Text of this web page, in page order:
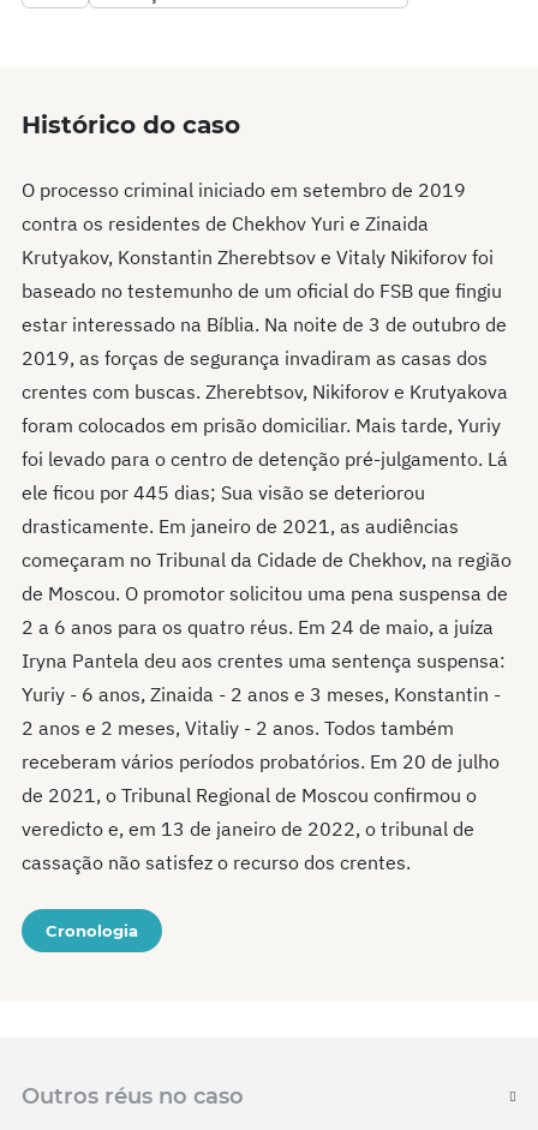
Histórico do caso
O processo criminal iniciado em setembro de 2019
contra os residentes de Chekhov Yuri e Zinaida
Krutyakov, Konstantin Zherebtsov e Vitaly Nikiforov foi
baseado no testemunho de um oficial do FSB que fingiu
estar interessado na Bíblia. Na noite de 3 de outubro de
2019, as forças de segurança invadiram as casas dos
crentes com buscas. Zherebtsov, Nikiforov e Krutyakova
foram colocados em prisão domiciliar. Mais tarde, Yuriy
foi levado para o centro de detenção pré-julgamento. Lá
ele ficou por 445 dias; Sua visão se deteriorou
drasticamente. Em janeiro de 2021, as audiências
começaram no Tribunal da Cidade de Chekhov, na região
de Moscou. O promotor solicitou uma pena suspensa de
2 a 6 anos para os quatro réus. Em 24 de maio, a juíza
Iryna Pantela deu aos crentes uma sentença suspensa:
Yuriy - 6 anos, Zinaida - 2 anos e 3 meses, Konstantin -
2 anos e 2 meses, Vitaliy - 2 anos. Todos também
receberam vários períodos probatórios. Em 20 de julho
de 2021, o Tribunal Regional de Moscou confirmou o
veredicto e, em 13 de janeiro de 2022, o tribunal de
cassação não satisfez o recurso dos crentes.
Cronologia
Outros réus no caso